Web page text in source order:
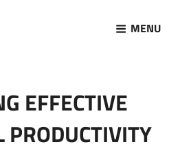
MENU
EFFECTIVE
PRODUCTIVITY